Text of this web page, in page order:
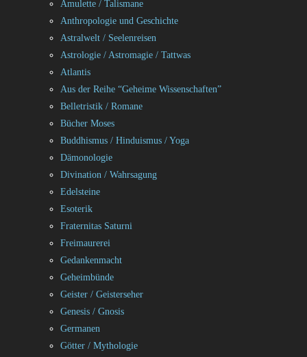
Amulette / Talismane
Anthropologie und Geschichte
Astralwelt / Seelenreisen
Astrologie / Astromagie / Tattwas
Atlantis
Aus der Reihe “Geheime Wissenschaften”
Belletristik / Romane
Bücher Moses
Buddhismus / Hinduismus / Yoga
Dämonologie
Divination / Wahrsagung
Edelsteine
Esoterik
Fraternitas Saturni
Freimaurerei
Gedankenmacht
Geheimbünde
Geister / Geisterseher
Genesis / Gnosis
Germanen
Götter / Mythologie